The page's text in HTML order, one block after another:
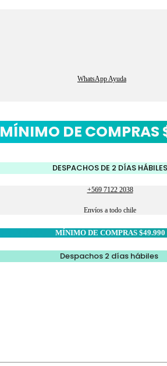
WhatsApp Ayuda
MÍNIMO DE COMPRAS
DESPACHOS DE 2 DÍAS HÁBILES
+569 7122 2038
Envíos a todo chile
MÍNIMO DE COMPRAS $49.990
Despachos 2 días hábiles